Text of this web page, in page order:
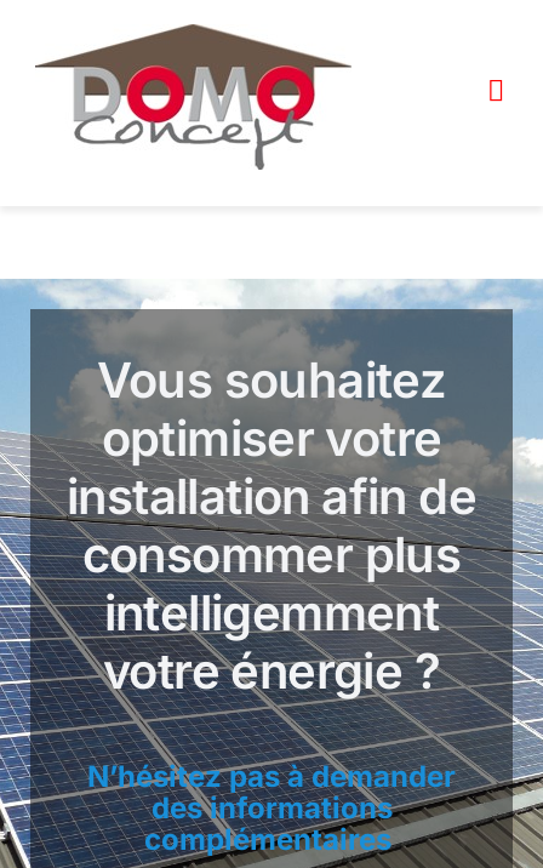
Bornes & batteries
Auto-consommation
Climatisation
Contactez-nous !
Vous souhaitez
optimiser votre
installation afin de
consommer plus
intelligemment
votre énergie ?
N’hésitez pas à demander
des informations
complémentaires